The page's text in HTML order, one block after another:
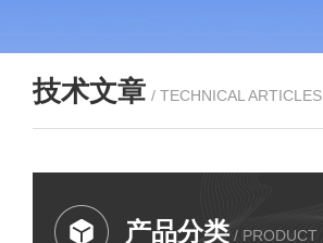
技术文章 / TECHNICAL ARTICLES
产品分类 / PRODUCT